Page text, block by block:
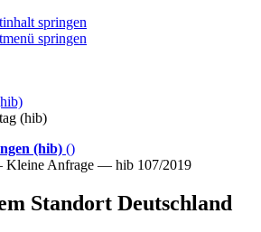
springen
springen
(hib)
(hib) ()
Kleine Anfrage — hib 107/2019
Standort Deutschland